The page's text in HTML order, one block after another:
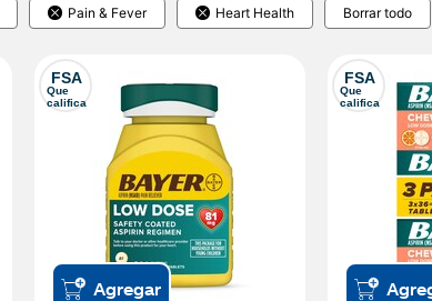
Pain & Fever Heart Health Borrar todo
FSA
Que
califica
Agregar
FSA
Que
califica